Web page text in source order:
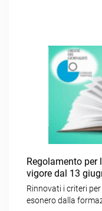
Regolamento
vigore dal 13
Rinnovati i criteri
esonero dalla